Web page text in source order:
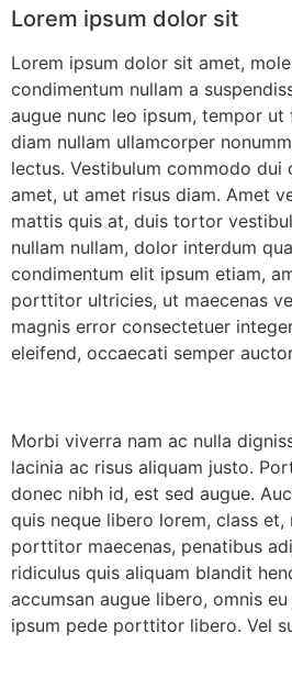
Lorem ipsum dolor sit
Lorem ipsum dolor sit amet,
condimentum nullam a
augue nunc leo ipsum, tempor
diam nullam ullamcorper
lectus. Vestibulum commodo dui
amet, ut amet risus diam. Amet
mattis quis at, duis tortor
nullam nullam, dolor interdum
condimentum elit ipsum etiam,
porttitor ultricies, ut maecenas
magnis error consectetuer
eleifend, occaecati semper
Morbi viverra nam ac nulla
lacinia ac risus aliquam justo.
donec nibh id, est sed augue.
quis neque libero lorem, class
porttitor maecenas, penatibus
ridiculus quis aliquam blandit
accumsan augue libero, omnis
ipsum pede porttitor libero. Vel